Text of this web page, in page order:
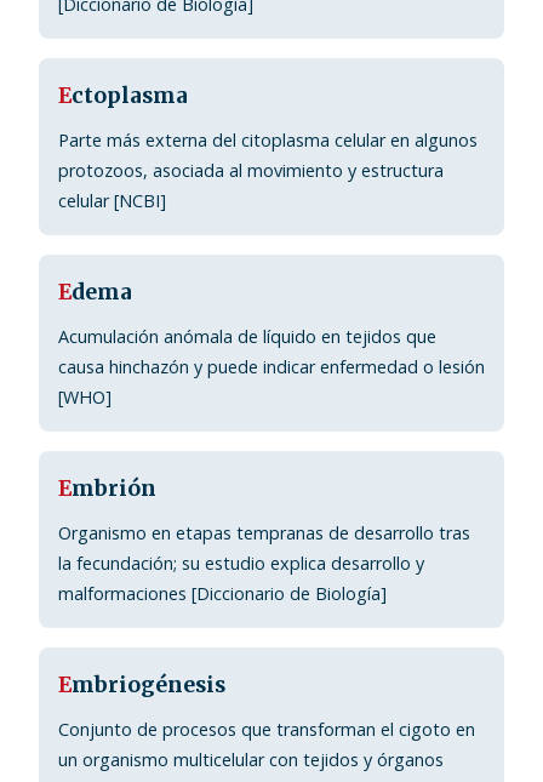
Ectoplasma
Parte más externa del citoplasma celular en algunos
protozoos, asociada al movimiento y estructura
celular [NCBI]
Edema
Acumulación anómala de líquido en tejidos que
causa hinchazón y puede indicar enfermedad o lesión
[WHO]
Embrión
Organismo en etapas tempranas de desarrollo tras
la fecundación; su estudio explica desarrollo y
malformaciones [Diccionario de Biología]
Embriogénesis
Conjunto de procesos que transforman el cigoto en
un organismo multicelular con tejidos y órganos